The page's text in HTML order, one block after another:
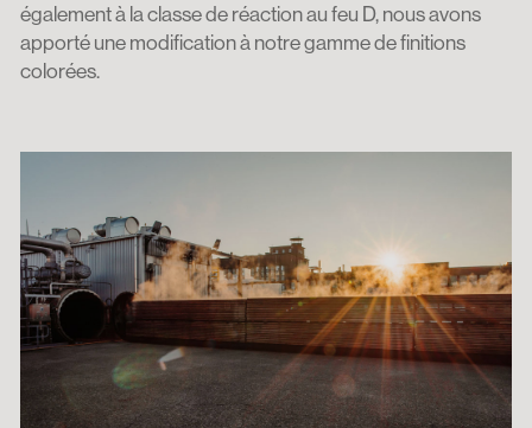
également à la classe de réaction au feu D, nous avons
apporté une modification à notre gamme de finitions
colorées.